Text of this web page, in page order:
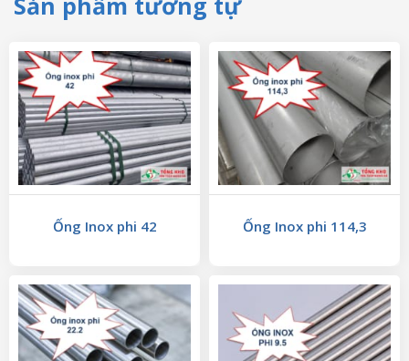
Ống Inox phi 42 Ống Inox phi 114,3